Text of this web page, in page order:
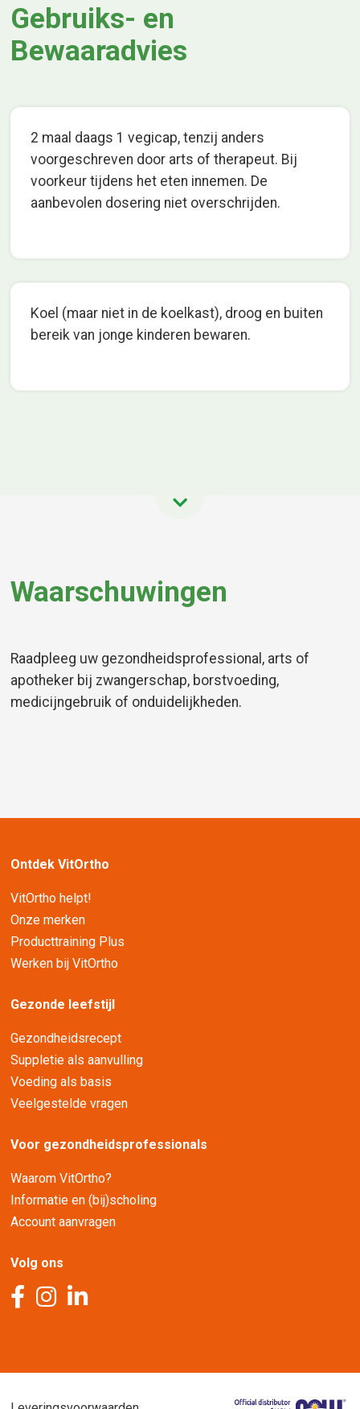
Gebruiks- en
Bewaaradvies
2 maal daags 1 vegicap, tenzij anders
voorgeschreven door arts of therapeut. Bij
voorkeur tijdens het eten innemen. De
aanbevolen dosering niet overschrijden.
Koel (maar niet in de koelkast), droog en buiten
bereik van jonge kinderen bewaren.
Waarschuwingen
Raadpleeg uw gezondheidsprofessional, arts of
apotheker bij zwangerschap, borstvoeding,
medicijngebruik of onduidelijkheden.
Ontdek VitOrtho
VitOrtho helpt!
Onze merken
Producttraining Plus
Werken bij VitOrtho
Gezonde leefstijl
Gezondheidsrecept
Suppletie als aanvulling
Voeding als basis
Veelgestelde vragen
Voor gezondheidsprofessionals
Waarom VitOrtho?
Informatie en (bij)scholing
Account aanvragen
Volg ons